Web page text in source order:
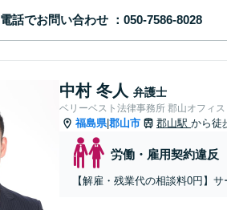
電話でお問い合わせ
中村 冬人 弁護士
ベリーベスト法律事務所 郡山オフィス
福島県|郡山市 郡山駅 から徒
労働・雇用契約違反
【解雇・残業代の相談料0円】